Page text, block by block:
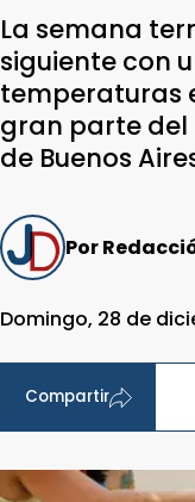
La semana
siguiente con
temperaturas
gran parte del
de Buenos
Por
Domingo, 28 de
Compartir